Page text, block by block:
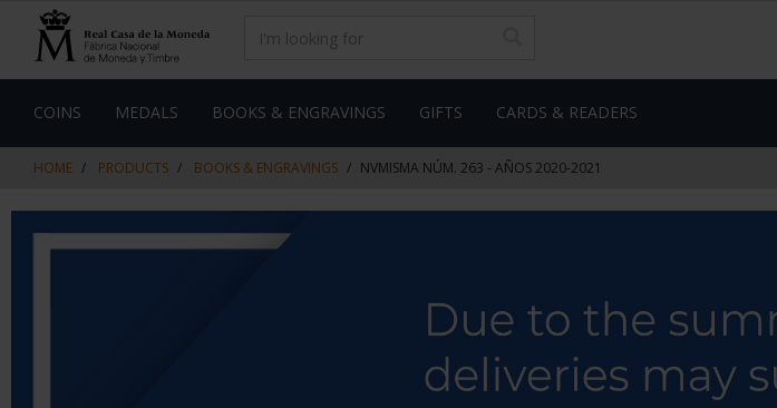
content
navigation
menu
COINS MEDALS BOOKS & ENGRAVINGS GIFTS CARDS & READERS
HOME PRODUCTS BOOKS & ENGRAVINGS NVMISMA NÚM. 263 - AÑOS 2020-2021